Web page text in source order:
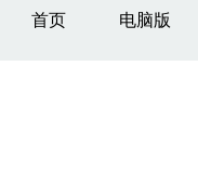
首页 电脑版